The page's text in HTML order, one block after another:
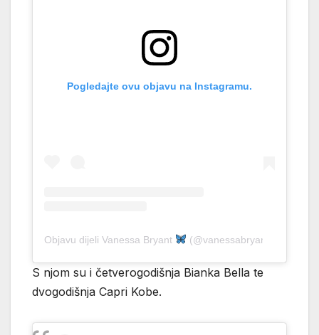
Pogledajte ovu objavu na Instagramu.
Objavu dijeli Vanessa Bryant (@vanessabryant)
S njom su i četverogodišnja Bianka Bella te
dvogodišnja Capri Kobe.